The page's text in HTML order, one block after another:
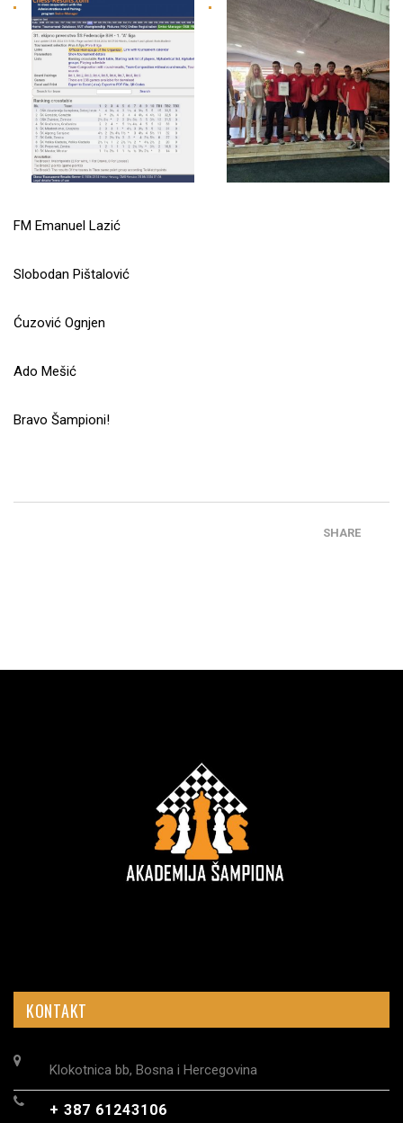
FM Emanuel Lazić
Slobodan Pištalović
Ćuzović Ognjen
Ado Mešić
Bravo Šampioni!
SHARE
KONTAKT
Klokotnica bb, Bosna i Hercegovina
+ 387 61243106